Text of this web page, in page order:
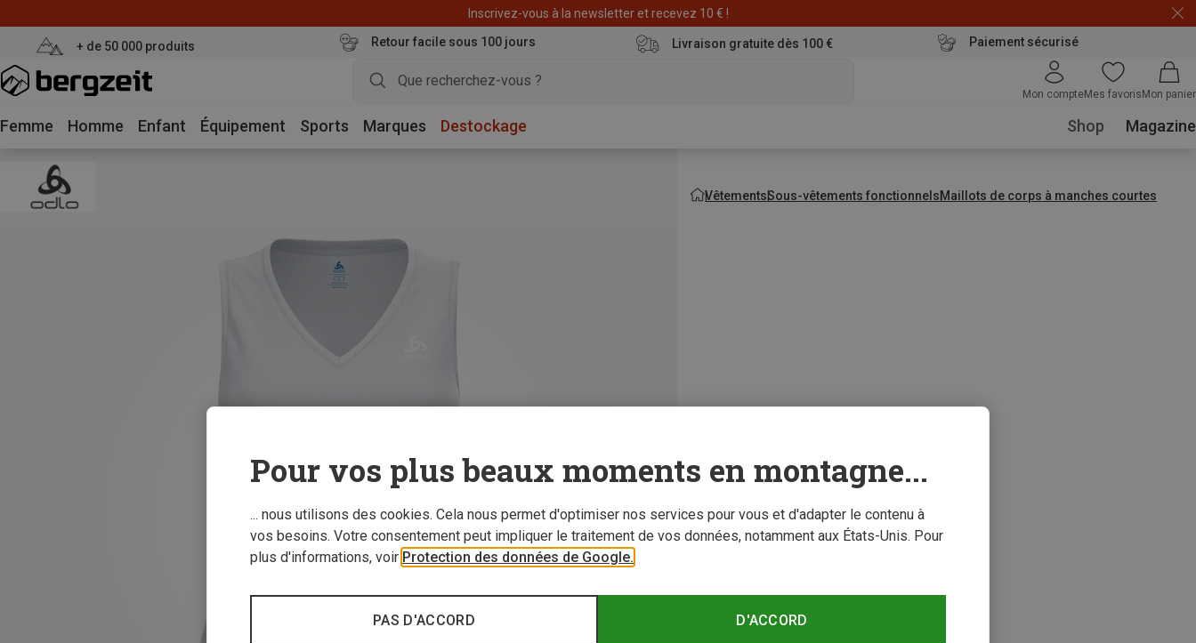
Inscrivez-vous à la newsletter et recevez 10 € !
Déstockage : 20 € offerts avec le code END20
+ de 50 000 produits Retour facile sous 100 jours Livraison gratuite dès 100 € Paiement sécurisé
Mon compteMes favoris Mon panier
Femme Homme Enfant Équipement Sports Marques Destockage Shop Magazine
VêtementsSous-vêtements fonctionnelsMaillots de corps à manches courtes
Pour vos plus beaux moments en montagne...
... nous utilisons des cookies. Cela nous permet d'optimiser nos services pour vous et d'adapter le contenu à
vos besoins. Votre consentement peut impliquer le traitement de vos données, notamment aux États-Unis. Pour
plus d'informations, voir Protection des données de Google.
D'ACCORD
PAS D'ACCORD